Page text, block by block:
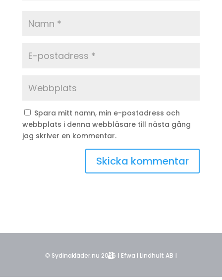
Spara mitt namn, min e-postadress och
webbplats i denna webbläsare till nästa gång
jag skriver en kommentar.
© Sydinakläder.nu 2026 | Efwa i Lindhult AB |